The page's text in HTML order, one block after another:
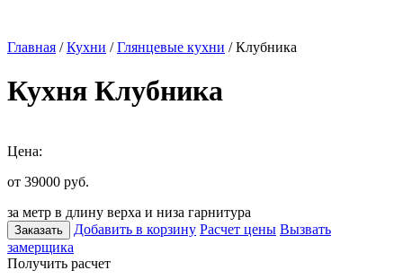
Главная /Кухни /Глянцевые кухни / Клубника
Кухня Клубника
Цена:
от 39000 руб.
за метр в длину верха и низа гарнитура
Заказать Добавить в корзину Расчет цены Вызвать
замерщика
Получить расчет